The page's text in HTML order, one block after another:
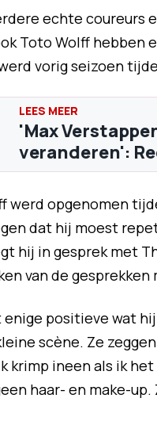
echte coureurs
Toto Wolff
vorig seizoen
'Max
veranderen':
werd opgenomen
dat hij moest
hij in gesprek met
van de gesprekken
enige positieve wat
scène. Ze
krimp ineen als ik
haar- en make-